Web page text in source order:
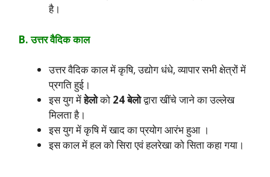
है।
B. उत्तर वैदिक काल
उत्तर वैदिक काल में कृषि, उद्योग धंधे, व्यापार सभी क्षेत्रों में
प्रगति हुई।
इस युग मेंहेलोको 24 बेलोद्वारा खींचे जाने का उल्लेख
मिलता है।
इस युग में कृषि में खाद का प्रयोग आरंभ हुआ ।
इस काल में हल को सिरा एवं हलरेखा को सिता कहा गया।